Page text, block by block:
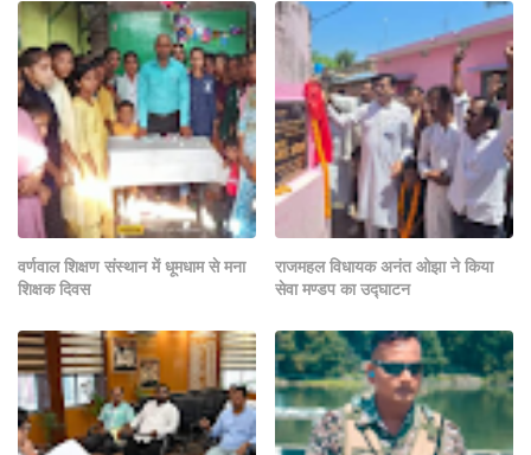
वर्णवाल शिक्षण संस्थान में धूमधाम से मना
शिक्षक दिवस
राजमहल विधायक अनंत ओझा ने किया
सेवा मण्डप का उद्घाटन